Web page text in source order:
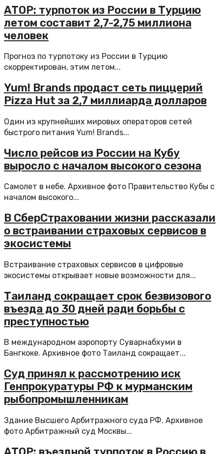
АТОР: турпоток из России в Турцию
летом составит 2,7-2,75 миллиона
человек
Прогноз по турпотоку из России в Турцию
скорректирован, этим летом...
Yum! Brands продаст сеть пиццерий
Pizza Hut за 2,7 миллиарда долларов
Один из крупнейших мировых операторов сетей
быстрого питания Yum! Brands...
Число рейсов из России на Кубу
выросло с началом высокого сезона
Самолет в небе. Архивное фото Правительство Кубы с
началом высокого...
В СберСтраховании жизни рассказали
о встраивании страховых сервисов в
экосистемы
Встраивание страховых сервисов в цифровые
экосистемы открывает новые возможности для...
Таиланд сокращает срок безвизового
въезда до 30 дней ради борьбы с
преступностью
В международном аэропорту Суварнабхуми в
Бангкоке. Архивное фото Таиланд сокращает...
Суд принял к рассмотрению иск
Генпрокуратуры РФ к мурманским
рыбопромышленникам
Здание Высшего Арбитражного суда РФ. Архивное
фото Арбитражный суд Москвы...